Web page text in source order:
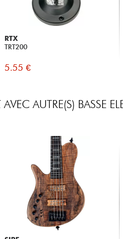
RTX
TRT200
5.55 €
AUTRE(S) BASSE